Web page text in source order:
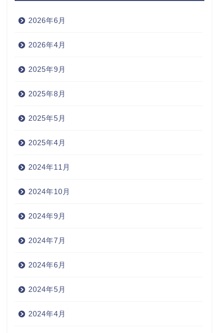
2026年6月
2026年4月
2025年9月
2025年8月
2025年5月
2025年4月
2024年11月
2024年10月
2024年9月
2024年7月
2024年6月
2024年5月
2024年4月